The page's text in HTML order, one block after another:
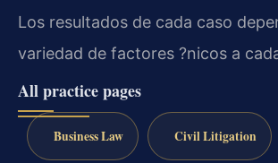
Los resultados de cada caso
variedad de factores ?nicos a
All practice pages
Business Law Civil Litigation